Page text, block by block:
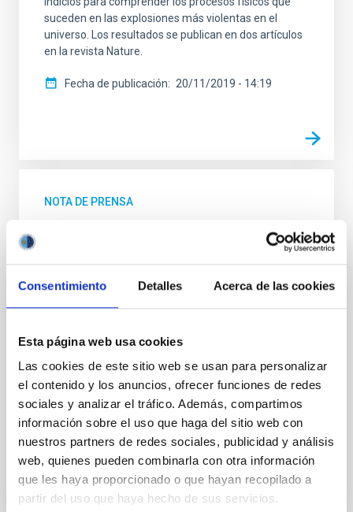
Consentimiento Detalles Acerca de las cookies
Esta página web usa cookies
Las cookies de este sitio web se usan para personalizar
el contenido y los anuncios, ofrecer funciones de redes
sociales y analizar el tráfico. Además, compartimos
información sobre el uso que haga del sitio web con
nuestros partners de redes sociales, publicidad y análisis
web, quienes pueden combinarla con otra información
que les haya proporcionado o que hayan recopilado a
partir del uso que haya hecho de sus servicios.
suceden en las explosiones más violentas en el
universo. Los resultados se publican en dos artículos
en la revista Nature.
Fecha de publicación 20/11/2019 - 14:19
NOTA DE PRENSA
Los telescopios MAGIC ayudan a encontrar
instrumentos, en la que han participado los
telescopios MAGIC del Observatorio del Roque de los
primera vez, la fuente de un neutrino cósmico
proveniente de fuera de la Vía Láctea. Los resultados,
publicados en la revista Science, se presentan hoy en
una rueda de prensa desde la sede de la National
Science Foundation (NSF) en Estados Unidos.
Fecha de publicación 12/07/2018 - 13:00